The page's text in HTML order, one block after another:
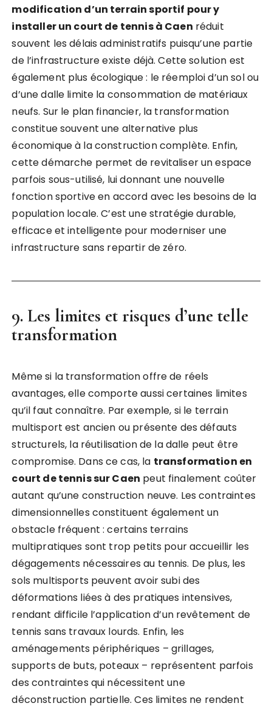
modification d’un terrain sportif pour y
installer un court de tennis à Caen réduit
souvent les délais administratifs puisqu’une partie
de l’infrastructure existe déjà. Cette solution est
également plus écologique : le réemploi d’un sol ou
d’une dalle limite la consommation de matériaux
neufs. Sur le plan financier, la transformation
constitue souvent une alternative plus
économique à la construction complète. Enfin,
cette démarche permet de revitaliser un espace
parfois sous-utilisé, lui donnant une nouvelle
fonction sportive en accord avec les besoins de la
population locale. C’est une stratégie durable,
efficace et intelligente pour moderniser une
infrastructure sans repartir de zéro.
9. Les limites et risques d’une telle
transformation
Même si la transformation offre de réels
avantages, elle comporte aussi certaines limites
qu’il faut connaître. Par exemple, si le terrain
multisport est ancien ou présente des défauts
structurels, la réutilisation de la dalle peut être
compromise. Dans ce cas, la transformation en
court de tennis sur Caen peut finalement coûter
autant qu’une construction neuve. Les contraintes
dimensionnelles constituent également un
obstacle fréquent : certains terrains
multipratiques sont trop petits pour accueillir les
dégagements nécessaires au tennis. De plus, les
sols multisports peuvent avoir subi des
déformations liées à des pratiques intensives,
rendant difficile l’application d’un revêtement de
tennis sans travaux lourds. Enfin, les
aménagements périphériques – grillages,
supports de buts, poteaux – représentent parfois
des contraintes qui nécessitent une
déconstruction partielle. Ces limites ne rendent